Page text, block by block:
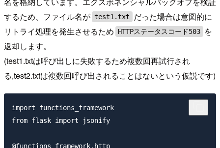
するため、ファイル名が test1.txt
だった場合は意図的に
リトライ処理を発生させるため
HTTPステータスコード503
を
返却します。
(test1.txtは呼び出しに失敗するため複数回再試行され
る,test2.txtは複数回呼び出されることはないという仮説です)
import functions_framework
from flask import jsonify
@functions_framework.http